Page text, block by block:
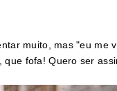
muito, mas "eu me
que fofa! Quero ser